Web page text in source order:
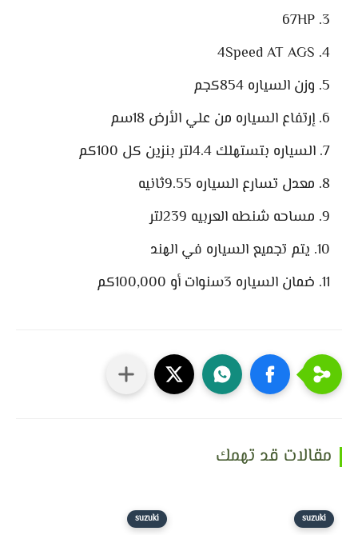
67HP
4Speed AT AGS
وزن السياره 854كجم
إرتفاع السياره من علي الأرض 18سم
السياره بتستهلك 4.4لتر بنزين كل 100كم
معدل تسارع السياره 9.55ثانيه
مساحه شنطه العربيه 239لتر
يتم تجميع السياره في الهند
ضمان السياره 3سنوات أو 100,000كم
مقالات قد تهمك
suzuki
suzuki